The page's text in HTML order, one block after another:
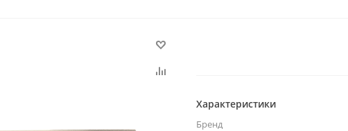
Характеристики
Бренд